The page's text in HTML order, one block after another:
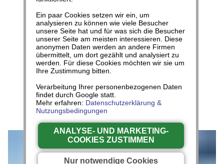
Gesundheit
Homöopathische
Hausapotheke
Ein paar Cookies setzen wir ein, um
analysieren zu können wie viele Besucher
unsere Seite hat und für was sich die Besucher
unserer Seite am meisten interessieren. Diese
anonymen Daten werden an andere Firmen
übermittelt, um dort gezählt und analysiert zu
werden. Für diese Cookies möchten wir sie um
Ihre Zustimmung bitten.
Verarbeitung Ihrer personenbezogenen Daten
findet durch Google statt.
Mehr erfahren: Datenschutzerklärung &
Nutzungsbedingungen
ANALYSE- UND MARKETING-
COOKIES ZUSTIMMEN
Nur notwendige Cookies